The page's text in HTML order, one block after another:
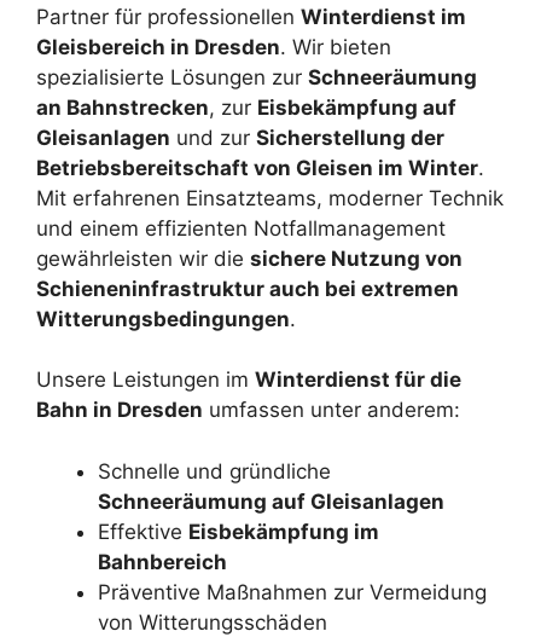
Partner für professionellen Winterdienst im
Gleisbereich in Dresden. Wir bieten
spezialisierte Lösungen zur Schneeräumung
an Bahnstrecken, zur Eisbekämpfung auf
Gleisanlagen und zur Sicherstellung der
Betriebsbereitschaft von Gleisen im Winter.
Mit erfahrenen Einsatzteams, moderner Technik
und einem effizienten Notfallmanagement
gewährleisten wir die sichere Nutzung von
Schieneninfrastruktur auch bei extremen
Witterungsbedingungen.
Unsere Leistungen im Winterdienst für die
Bahn in Dresden umfassen unter anderem:
Schnelle und gründliche
Schneeräumung auf Gleisanlagen
Effektive Eisbekämpfung im
Bahnbereich
Präventive Maßnahmen zur Vermeidung
von Witterungsschäden